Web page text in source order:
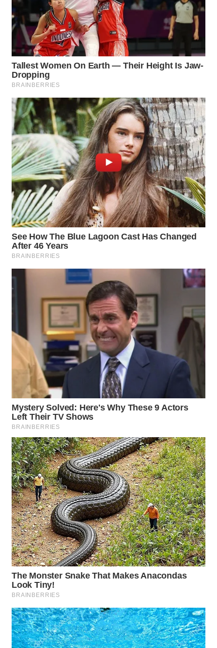
WN
TAPANULI
SELATAN
WN
TANJUNG
LESUNG
WN
KARO
WN
SIMALUNGUN
WN
LABUHANBATU
WN
TAPANULI
TENGAH
WN DELI
SERDANG
WN
PAKPAK
WN
KARAWANG
WN
BEKASI
WN
BOGOR
WN
DEPOK
WN
TAPANULI
UTARA
WN
SAMOSIR
PADANG
LAWAS